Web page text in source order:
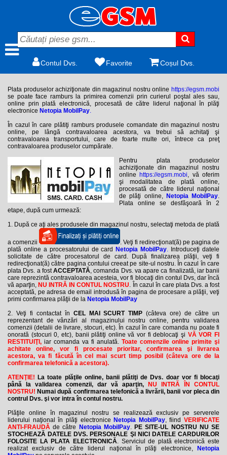
Contul Dvs. Favorite Coșul Dvs.
Plata produselor achiziţionate din magazinul nostru online https://egsm.mobi
se poate face ramburs la primirea comenzii prin curierul poştal ales sau,
online prin plată electronică, procesată de către liderul naţional în plăţi
electronice Netopia MobilPay.
În cazul în care plătiţi ramburs produsele comandate din magazinul nostru
online, pe lângă contravaloarea acestora, va trebui să achitaţi şi
contravaloarea transportului, care de foarte multe ori, întrece ca preţ
contravaloarea produselor cumpărate.
Pentru plata produselor
achiziţionate din magazinul nostru
online
https://egsm.mobi, vă oferim
şi modalitatea de plată online,
procesată de către liderul naţional
de plăţi online, Netopia MobilPay.
Plata online se desfăşoară în 2
etape, după cum urmează:
1. După ce aţi ales produsele din magazinul nostru, selectaţi metoda de plată
a comenzii
. Veţi fi redirecţionat(ă) pe pagina de
plată online a procesatorului de card
Netopia MobilPay. Introduceţi datele
solicitate de către procesatorul de card. După finalizarea plăţii, veţi fi
redirecţionat(ă) către pagina contului creeat pe site-ul nostru. În cazul în care
plata Dvs. a fostACCEPTATĂ, comanda Dvs. va apare ca finalizată, iar banii
care reprezintă contravaloarea acesteia, vor fi blocaţi din contul Dvs, dar încă
vă aparţin, NU INTRĂ IN CONTUL NOSTRU. În cazul în care plata Dvs. a fost
acceptată, pe adresa de email introdusă în pagina de procesare a plăţii, veţi
primi confirmarea plăţii de la Netopia MobilPay
2. Veţi fi contactat în CEL MAI SCURT TIMP (câteva ore) de către un
reprezentant de vânzări al magazinului nostru online, pentru validarea
comenzii (detalii de livrare, stocuri, etc). În cazul în care comanda nu poate fi
onorată (stocuri 0, etc), banii plătiţi online vă vor fi deblocaţi şi VĂ VOR FI
RESTITUIŢI, iar comanda va fi anulată. Toate comenzile online primite şi
achitate online, vor fi procesate prioritar, confirmarea şi livrarea
acestora, va fi făcută în cel mai scurt timp posibil (câteva ore de la
confirmarea telefonică a acestora).
ATENŢIE! La toate plăţile online, banii plătiţi de Dvs. doar vor fi blocaţi
până la validarea comenzii, dar vă aparţin,
NU INTRĂ ÎN CONTUL
NOSTRU! Numai după confirmarea telefonică a livrării, banii vor pleca din
contrul Dvs. şi vor intra în contul nostru.
Plăţile online în magazinul nostru se realizează exclusiv pe serverele
liderului naţional în plăţi electronice Netopia MobilPay, fiind VERIFICATE
ANTI-FRAUDĂ de către Netopia MobilPay. PE SITE-UL NOSTRU NU SE
STOCHEAZĂ DATELE DVS. PERSONALE ŞI NICI DATELE CARDURILOR
FOLOSITE LA PLATA ELECTRONICĂ. Serviciul de plată electronică este
realizat exclusiv de către liderul naţional în plăţi electronice,
Netopia